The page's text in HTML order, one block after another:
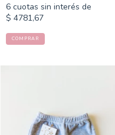
6 cuotas sin interés de
$ 4781,67
COMPRAR